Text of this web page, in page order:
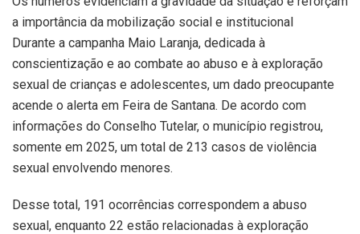
a importância da mobilização social e institucional
Durante a campanha Maio Laranja, dedicada à
conscientização e ao combate ao abuso e à exploração
sexual de crianças e adolescentes, um dado preocupante
acende o alerta em Feira de Santana. De acordo com
informações do Conselho Tutelar, o município registrou,
somente em 2025, um total de 213 casos de violência
sexual envolvendo menores.
Desse total, 191 ocorrências correspondem a abuso
sexual, enquanto 22 estão relacionadas à exploração